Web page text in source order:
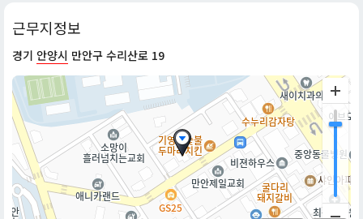
근무지정보
경기 안양시 만안구 수리산로 19